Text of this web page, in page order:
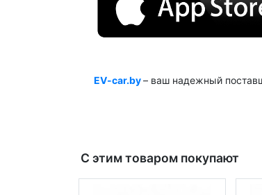
EV-car.by– ваш надежный
С этим товаром покупают